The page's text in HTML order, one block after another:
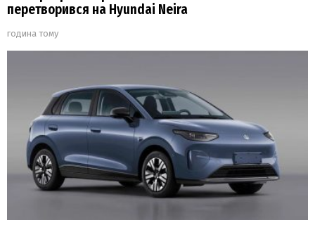
перетворився на Hyundai Neira
година тому